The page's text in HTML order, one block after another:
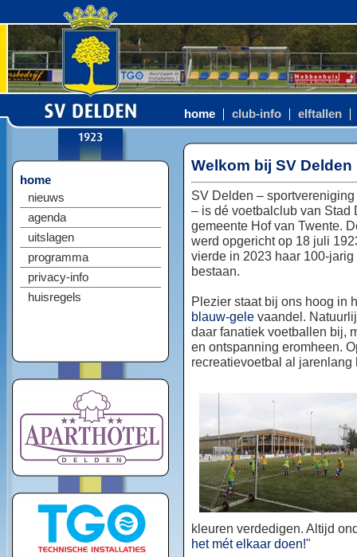
home club-info elftallen
home
nieuws
agenda
uitslagen
programma
privacy-info
huisregels
Welkom bij SV Delden
SV Delden –
– is dé voetbalclub van Stad
gemeente Hof van Twente.
werd opgericht op 18 juli
vierde in 2023 haar 100-jarig
bestaan.
Plezier staat bij ons hoog in
blauw-gele vaandel.
daar fanatiek voetballen bij,
en ontspanning eromheen.
recreatievoetbal al jarenlang
kleuren verdedigen. Altijd
het mét elkaar doen!"